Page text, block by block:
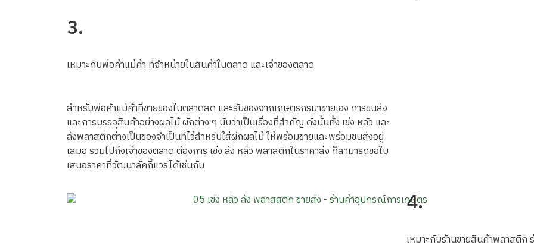
3.
เหมาะกับพ่อค้าแม่ค้า ที่จำหน่ายในสินค้าในตลาด และเจ้าของตลาด
สำหรับพ่อค้าแม่ค้าที่ขายของในตลาดสด และรับของจากเกษตรกรมาขายเอง การขนส่ง
และการบรรจุสินค้าอย่างผลไม้ ผักต่าง ๆ นับว่าเป็นเรื่องที่สำคัญ ดังนั้นทั้ง เข่ง หลัว และ
ลังพลาสติกต่างเป็นของจำเป็นที่ไว้สำหรับใส่ผักผลไม้ ให้พร้อมขายและพร้อมขนส่งอยู่
เสมอ รวมไปถึงเจ้าของตลาด ต้องการ เข่ง ลัง หลัว พลาสติกในราคาส่ง ก็สามารถขอใบ
เสนอราคาที่วัฒนาลัคกี้แวร์ได้เช่นกัน
4.
เหมาะกับร้านขายสินค้าพลาสติก